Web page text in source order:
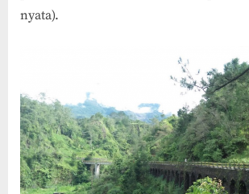
nyata).